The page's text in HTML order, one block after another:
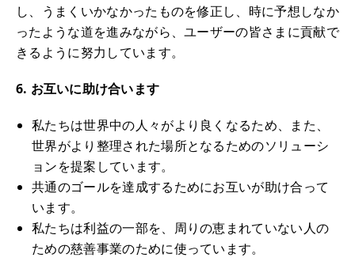
し、うまくいかなかったものを修正し、時に予想しなか
ったような道を進みながら、ユーザーの皆さまに貢献で
きるように努力しています。
6. お互いに助け合います
私たちは世界中の人々がより良くなるため、また、
世界がより整理された場所となるためのソリューシ
ョンを提案しています。
共通のゴールを達成するためにお互いが助け合って
います。
私たちは利益の一部を、周りの恵まれていない人の
ための慈善事業のために使っています。